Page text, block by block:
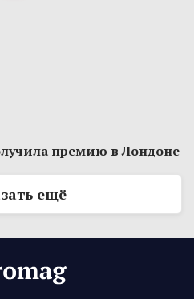
премию в Лондоне
ещё